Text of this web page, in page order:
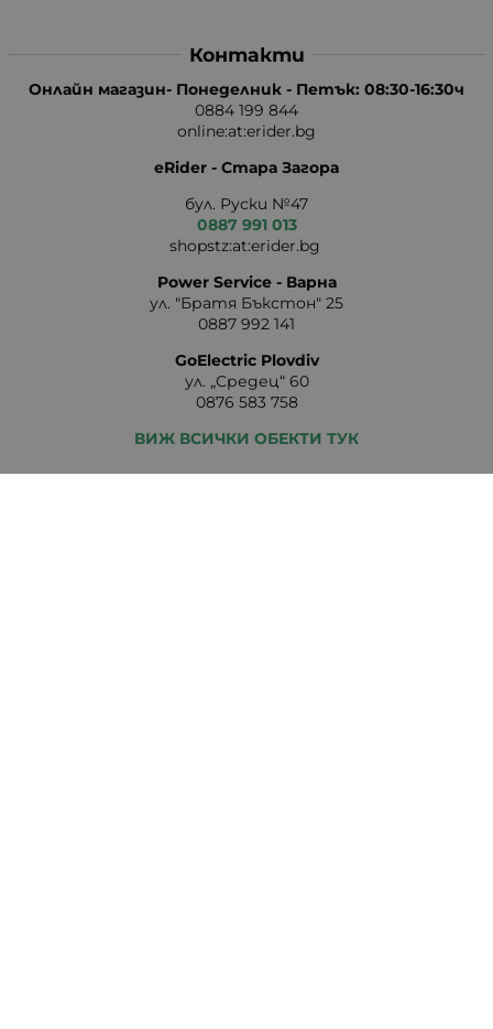
Контакти
Онлайн магазин- Понеделник - Петък: 08:30-16:30ч
0884 199 844
online:at:erider.bg
eRider - Стара Загора
бул. Руски №47
0887 991 013
shopstz:at:erider.bg
Power Service - Варна
ул. "Братя Бъкстон" 25
0887 992 141
GoElectric Plovdiv
ул. „Средец“ 60
0876 583 758
ВИЖ ВСИЧКИ ОБЕКТИ ТУК